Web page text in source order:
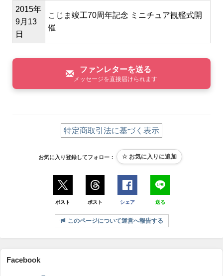
2015年
9月13
日
こじま竣工70周年記念 ミニチュア観艦式開
催
ファンレターを送る
メッセージを直接届けられます
特定商取引法に基づく表示
お気に入り登録してフォロー：
ポスト ポスト シェア 送る
このページについて運営へ報告する
Facebook